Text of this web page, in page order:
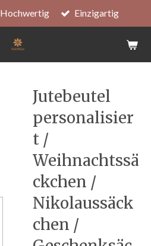
Hochwertig Einzigartig
Jutebeutel
personalisier
t /
Weihnachtssä
ckchen /
Nikolaussäck
chen /